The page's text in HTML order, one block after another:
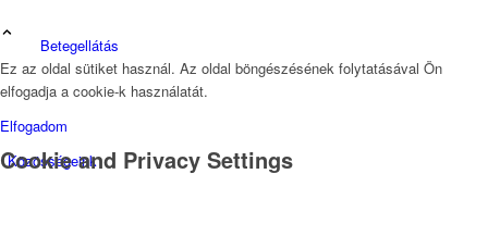
Betegellátás
Közösségeink
Ez az oldal sütiket használ. Az oldal böngészésének folytatásával Ön
elfogadja a cookie-k használatát.
Elfogadom
Cookie and Privacy Settings